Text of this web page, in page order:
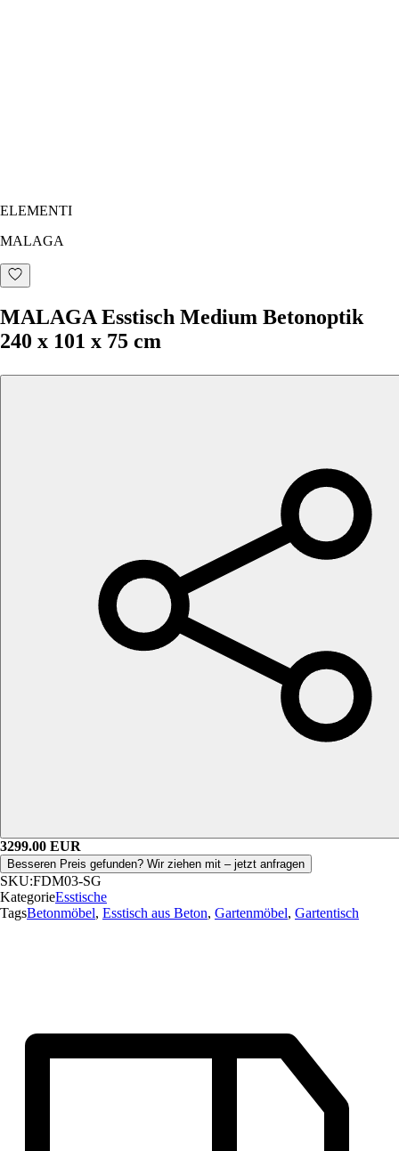
ELEMENTI
MALAGA
MALAGA Esstisch Medium Betonoptik
240 x 101 x 75 cm
3299.00 EUR
Besseren Preis gefunden? Wir ziehen mit – jetzt anfragen
SKU:FDM03-SG
KategorieEsstische
TagsBetonmöbel, Esstisch aus Beton, Gartenmöbel, Gartentisch